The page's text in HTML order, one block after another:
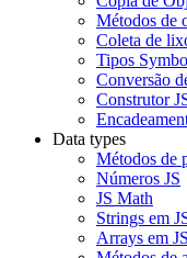
Métodos de
Coleta de
Tipos
Conversão
Construtor
Data types
Métodos de
Números JS
JS Math
Strings em
Arrays em JS